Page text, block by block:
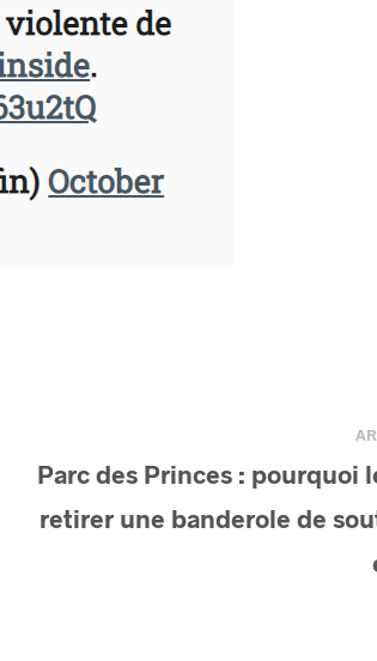
Parc des Princes : pourquoi
retirer une banderole de